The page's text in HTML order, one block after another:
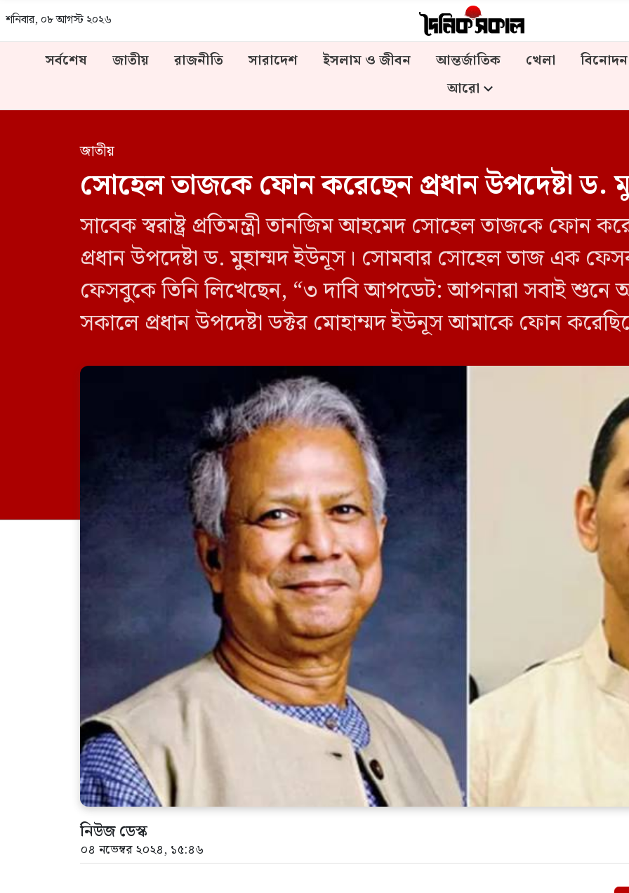
শনিবার, ০৮ আগস্ট ২০২৬
সর্বশেষ জাতীয় রাজনীতি সারাদেশ ইসলাম ও জীবন আন্তর্জাতিক খেলা বিনোদন
আরো
জাতীয়
সোহেল তাজকে ফোন করেছেন প্রধান উপদেষ্টা ড.
সাবেক স্বরাষ্ট্র প্রতিমন্ত্রী তানজিম আহমেদ সোহেল তাজকে ফোন
প্রধান উপদেষ্টা ড. মুহাম্মদ ইউনূস। সোমবার সোহেল তাজ এক
ফেসবুকে তিনি লিখেছেন, “৩ দাবি আপডেট: আপনারা সবাই
সকালে প্রধান উপদেষ্টা ডক্টর মোহাম্মদ ইউনূস আমাকে ফোন
নিউজ ডেস্ক
০৪ নভেম্বর ২০২৪, ১৫:৪৬